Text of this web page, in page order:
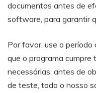
documentos antes de
software, para garantir
Por favor, use o
que o programa
necessárias, antes de
de teste, todo o nosso